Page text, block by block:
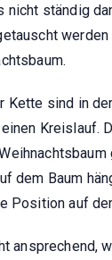
nicht ständig
Kette sind in
Kreislauf.
dem Baum
Position auf
ansprechend,